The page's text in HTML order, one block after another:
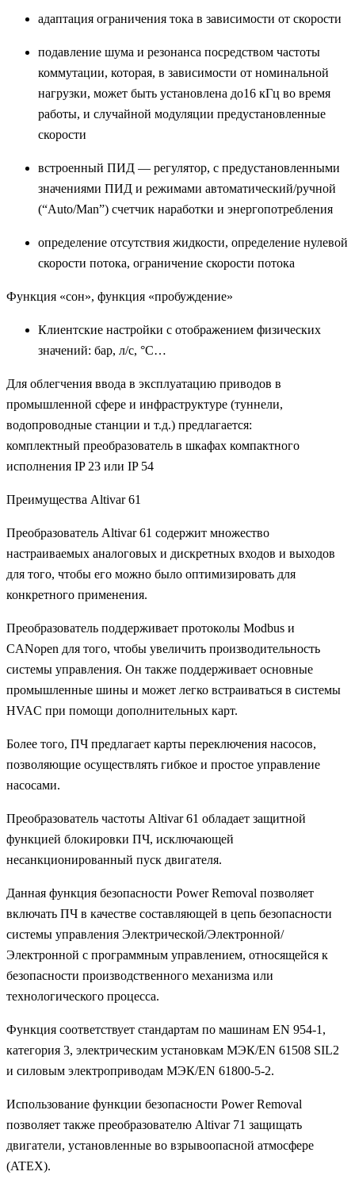
адаптация ограничения тока в зависимости от скорости
подавление шума и резонанса посредством частоты
коммутации, которая, в зависимости от номинальной
нагрузки, может быть установлена до16 кГц во время
работы, и случайной модуляции предустановленные
скорости
встроенный ПИД — регулятор, с предустановленными
значениями ПИД и режимами автоматический/ручной
(“Auto/Man”) счетчик наработки и энергопотребления
определение отсутствия жидкости, определение нулевой
скорости потока, ограничение скорости потока
Функция «сон», функция «пробуждение»
Клиентские настройки с отображением физических
значений: бар, л/с, °C…
Для облегчения ввода в эксплуатацию приводов в
промышленной сфере и инфраструктуре (туннели,
водопроводные станции и т.д.) предлагается:
комплектный преобразователь в шкафах компактного
исполнения IP 23 или IP 54
Преимущества Altivar 61
Преобразователь Altivar 61 содержит множество
настраиваемых аналоговых и дискретных входов и выходов
для того, чтобы его можно было оптимизировать для
конкретного применения.
Преобразователь поддерживает протоколы Modbus и
CANopen для того, чтобы увеличить производительность
системы управления. Он также поддерживает основные
промышленные шины и может легко встраиваться в системы
HVAC при помощи дополнительных карт.
Более того, ПЧ предлагает карты переключения насосов,
позволяющие осуществлять гибкое и простое управление
насосами.
Преобразователь частоты Altivar 61 обладает защитной
функцией блокировки ПЧ, исключающей
несанкционированный пуск двигателя.
Данная функция безопасности Power Removal позволяет
включать ПЧ в качестве составляющей в цепь безопасности
системы управления Электрической/Электронной/
Электронной с программным управлением, относящейся к
безопасности производственного механизма или
технологического процесса.
Функция соответствует стандартам по машинам EN 954-1,
категория 3, электрическим установкам МЭК/EN 61508 SIL2
и силовым электроприводам МЭК/EN 61800-5-2.
Использование функции безопасности Power Removal
позволяет также преобразователю Altivar 71 защищать
двигатели, установленные во взрывоопасной атмосфере
(ATEX).